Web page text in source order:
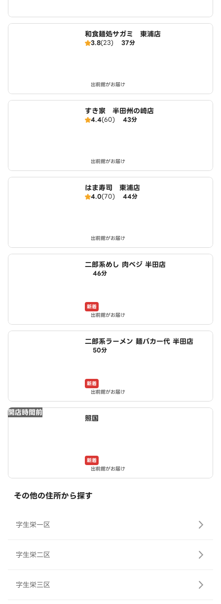
和食麺処サガミ 東浦店
3.8(23) 37分
出前館がお届け
すき家 半田州の崎店
4.4(60) 43分
出前館がお届け
はま寿司 東浦店
4.0(70) 44分
出前館がお届け
二郎系めし 肉ベジ 半田店
46分
新着
出前館がお届け
二郎系ラーメン 麺バカ一代 半田店
50分
新着
出前館がお届け
開店時間前
照国
新着
出前館がお届け
その他の住所から探す
字生栄一区
字生栄二区
字生栄三区